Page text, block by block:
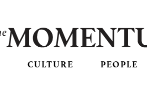
CULTURE PEOPLE